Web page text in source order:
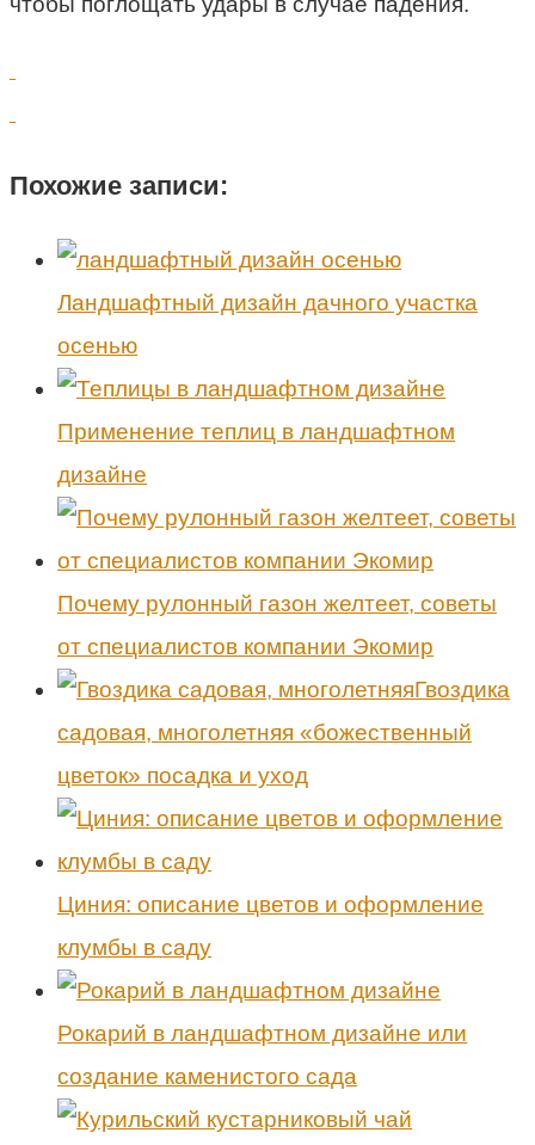
Похожие записи:
Ландшафтный дизайн дачного участка
осенью
Применение теплиц в ландшафтном
дизайне
Почему рулонный газон желтеет, советы
от специалистов компании Экомир
Гвоздика
садовая, многолетняя «божественный
цветок» посадка и уход
Циния: описание цветов и оформление
клумбы в саду
Рокарий в ландшафтном дизайне или
создание каменистого сада